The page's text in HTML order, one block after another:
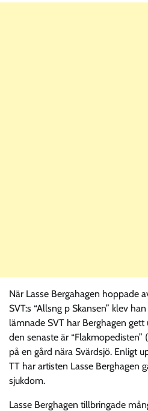
När Lasse Bergahagen hoppade
SVT:s “Allsng p Skansen” klev
lämnade SVT har Berghagen
den senaste är “Flakmopedisten”
på en gård nära Svärdsjö. Enligt
TT har artisten Lasse Berghagen
sjukdom.
Lasse Berghagen tillbringade